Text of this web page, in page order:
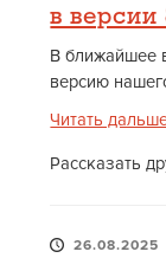
в версии
В ближайшее
версию
Читать
Рассказать
26.08.2025